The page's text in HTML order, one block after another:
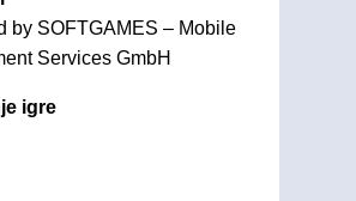
by SOFTGAMES – Mobile
Services GmbH
igre